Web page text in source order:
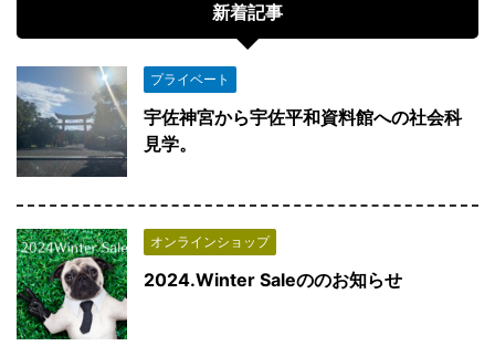
新着記事
プライベート
宇佐神宮から宇佐平和資料館への社会科
見学。
オンラインショップ
2024.Winter Saleののお知らせ